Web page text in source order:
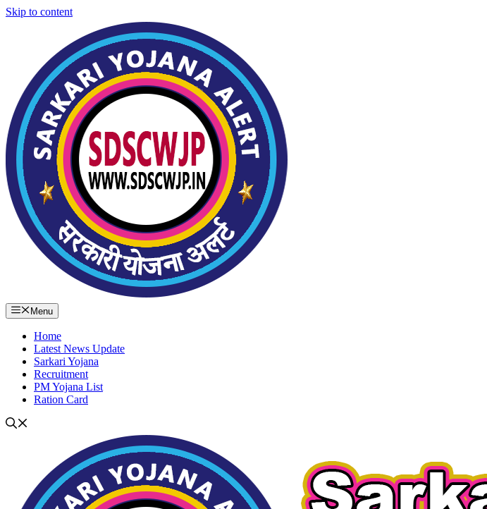
Skip to content
Menu
Home
Latest News Update
Sarkari Yojana
Recruitment
PM Yojana List
Ration Card